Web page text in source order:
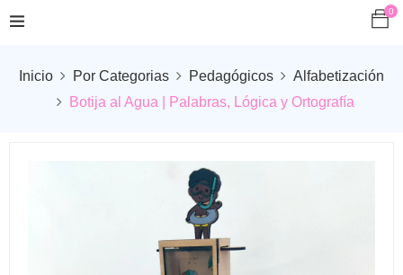
0
Inicio Por Categorias Pedagógicos
Alfabetización
Botija al Agua | Palabras, Lógica y Ortografía